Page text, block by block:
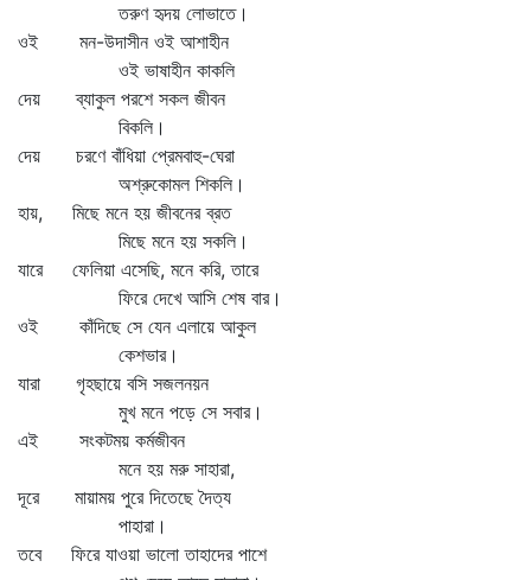
তরুণ হৃদয় লোভাতে।
ওই মন-উদাসীন ওই আশাহীন
ওই ভাষাহীন কাকলি
দেয় ব্যাকুল পরশে সকল জীবন
বিকলি।
দেয় চরণে বাঁধিয়া প্রেমবাহু-ঘেরা
অশ্রুকোমল শিকলি।
হায়, মিছে মনে হয় জীবনের ব্রত
মিছে মনে হয় সকলি।
যারে ফেলিয়া এসেছি, মনে করি, তারে
ফিরে দেখে আসি শেষ বার।
ওই কাঁদিছে সে যেন এলায়ে আকুল
কেশভার।
যারা গৃহছায়ে বসি সজলনয়ন
মুখ মনে পড়ে সে সবার।
এই সংকটময় কর্মজীবন
মনে হয় মরু সাহারা,
দূরে মায়াময় পুরে দিতেছে দৈত্য
পাহারা।
তবে ফিরে যাওয়া ভালো তাহাদের পাশে